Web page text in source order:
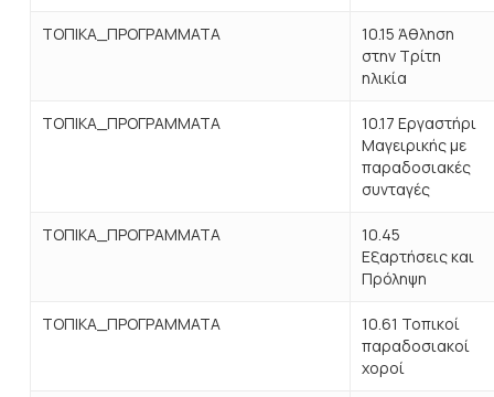
ΤΟΠΙΚΑ_ΠΡΟΓΡΑΜΜΑΤΑ
10.15 Άθληση
στην Τρίτη
ηλικία
ΤΟΠΙΚΑ_ΠΡΟΓΡΑΜΜΑΤΑ
10.17 Εργαστήρι
Μαγειρικής με
παραδοσιακές
συνταγές
ΤΟΠΙΚΑ_ΠΡΟΓΡΑΜΜΑΤΑ
10.45
Εξαρτήσεις και
Πρόληψη
ΤΟΠΙΚΑ_ΠΡΟΓΡΑΜΜΑΤΑ
10.61 Τοπικοί
παραδοσιακοί
χοροί